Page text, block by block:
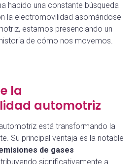
habido una constante búsqueda
la electromovilidad asomándose
estamos presenciando un
de cómo nos movemos.
la
automotriz
está transformando la
Su principal ventaja es la notable
de gases
significativamente a